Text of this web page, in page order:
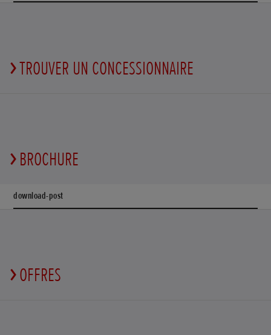
TROUVER UN CONCESSIONNAIRE
BROCHURE
download-post
OFFRES